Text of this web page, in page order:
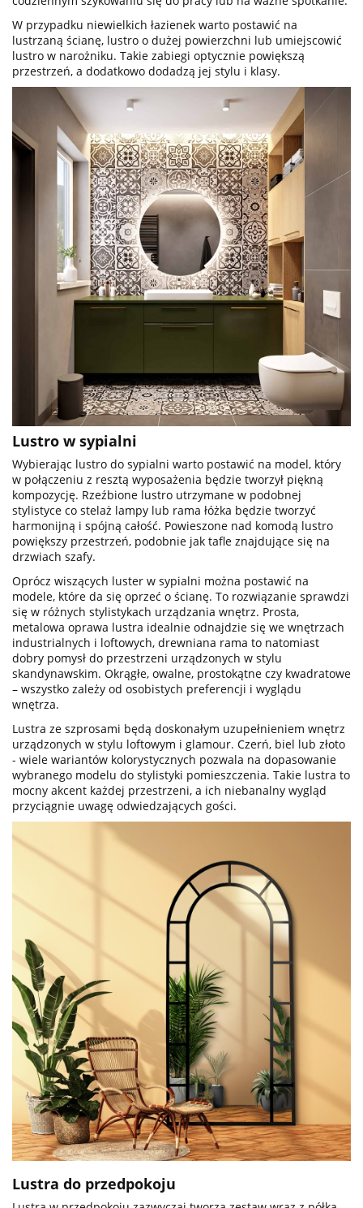
W przypadku niewielkich łazienek warto postawić na
lustrzaną ścianę, lustro o dużej powierzchni lub umiejscowić
lustro w narożniku. Takie zabiegi optycznie powiększą
przestrzeń, a dodatkowo dodadzą jej stylu i klasy.
Lustro w sypialni
Wybierając lustro do sypialni warto postawić na model, który
w połączeniu z resztą wyposażenia będzie tworzył piękną
kompozycję. Rzeźbione lustro utrzymane w podobnej
stylistyce co stelaż lampy lub rama łóżka będzie tworzyć
harmonijną i spójną całość. Powieszone nad komodą lustro
powiększy przestrzeń, podobnie jak tafle znajdujące się na
drzwiach szafy.
Oprócz wiszących luster w sypialni można postawić na
modele, które da się oprzeć o ścianę. To rozwiązanie sprawdzi
się w różnych stylistykach urządzania wnętrz. Prosta,
metalowa oprawa lustra idealnie odnajdzie się we wnętrzach
industrialnych i loftowych, drewniana rama to natomiast
dobry pomysł do przestrzeni urządzonych w stylu
skandynawskim. Okrągłe, owalne, prostokątne czy kwadratowe
– wszystko zależy od osobistych preferencji i wyglądu
wnętrza.
Lustra ze szprosami będą doskonałym uzupełnieniem wnętrz
urządzonych w stylu loftowym i glamour. Czerń, biel lub złoto
- wiele wariantów kolorystycznych pozwala na dopasowanie
wybranego modelu do stylistyki pomieszczenia. Takie lustra to
mocny akcent każdej przestrzeni, a ich niebanalny wygląd
przyciągnie uwagę odwiedzających gości.
Lustra do przedpokoju